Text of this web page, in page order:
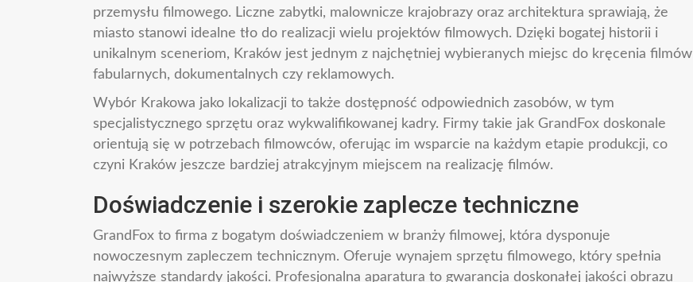
przemysłu filmowego. Liczne zabytki, malownicze krajobrazy oraz architektura sprawiają, że
miasto stanowi idealne tło do realizacji wielu projektów filmowych. Dzięki bogatej historii i
unikalnym sceneriom, Kraków jest jednym z najchętniej wybieranych miejsc do kręcenia filmów
fabularnych, dokumentalnych czy reklamowych.
Wybór Krakowa jako lokalizacji to także dostępność odpowiednich zasobów, w tym
specjalistycznego sprzętu oraz wykwalifikowanej kadry. Firmy takie jak GrandFox doskonale
orientują się w potrzebach filmowców, oferując im wsparcie na każdym etapie produkcji, co
czyni Kraków jeszcze bardziej atrakcyjnym miejscem na realizację filmów.
Doświadczenie i szerokie zaplecze techniczne
GrandFox to firma z bogatym doświadczeniem w branży filmowej, która dysponuje
nowoczesnym zapleczem technicznym. Oferuje wynajem sprzętu filmowego, który spełnia
najwyższe standardy jakości. Profesjonalna aparatura to gwarancja doskonałej jakości obrazu